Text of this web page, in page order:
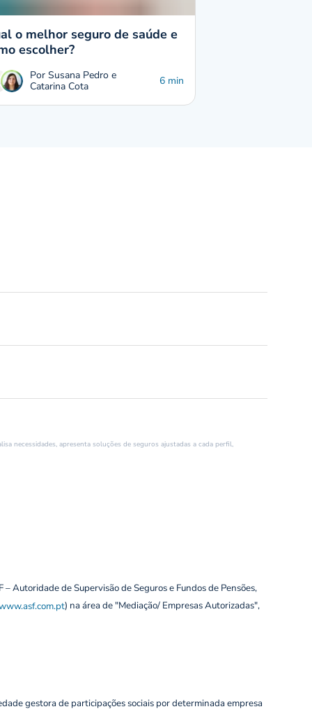
o melhor seguro de saúde e
escolher?
Por Susana Pedro e
Catarina Cota
6 min
necessidades, apresenta soluções de seguros ajustadas a cada perfil,
Autoridade de Supervisão de Seguros e Fundos de Pensões,
) na área de "Mediação/ Empresas Autorizadas",
gestora de participações sociais por determinada empresa